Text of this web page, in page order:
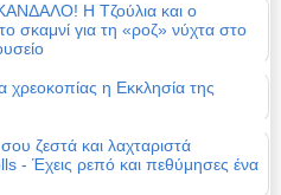
Η Τζούλια και ο
σκαμνί για τη «ροζ» νύχτα στο
χρεοκοπίας η Εκκλησία της
ζεστά και λαχταριστά
- Έχεις ρεπό και πεθύμησες ένα